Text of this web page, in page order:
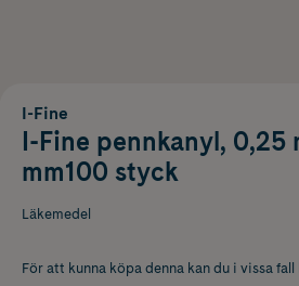
I-Fine
I-Fine pennkanyl, 0,25
mm100 styck
Läkemedel
För att kunna köpa denna kan du i vissa